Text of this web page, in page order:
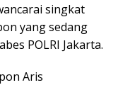
singkat
yang sedang
POLRI Jakarta.
Aris